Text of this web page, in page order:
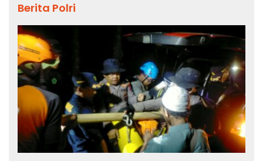
Berita Polri